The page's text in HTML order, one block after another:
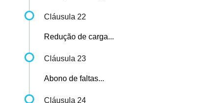
Cláusula 22
Redução de carga...
Cláusula 23
Abono de faltas...
Cláusula 24